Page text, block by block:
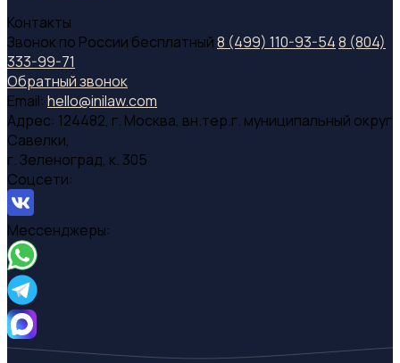
Контакты
Звонок по России бесплатный8 (499) 110-93-548 (804)
333-99-71
Обратный звонок
Email: hello@inilaw.com
Адрес: 124482, г. Москва, вн.тер.г. муниципальный округ
Савелки,
г. Зеленоград, к. 305
Соцсети:
Мессенджеры: